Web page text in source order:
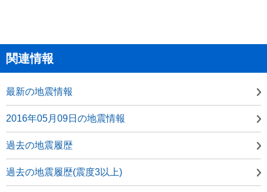
関連情報
最新の地震情報
2016年05月09日の地震情報
過去の地震履歴
過去の地震履歴(震度3以上)